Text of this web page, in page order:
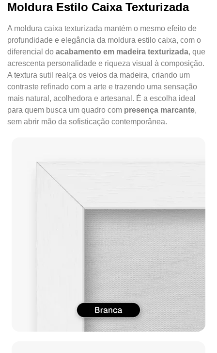
Moldura Estilo Caixa Texturizada
A moldura caixa texturizada mantém o mesmo efeito de
profundidade e elegância da moldura estilo caixa, com o
diferencial do acabamento em madeira texturizada, que
acrescenta personalidade e riqueza visual à composição.
A textura sutil realça os veios da madeira, criando um
contraste refinado com a arte e trazendo uma sensação
mais natural, acolhedora e artesanal. É a escolha ideal
para quem busca um quadro com presença marcante,
sem abrir mão da sofisticação contemporânea.